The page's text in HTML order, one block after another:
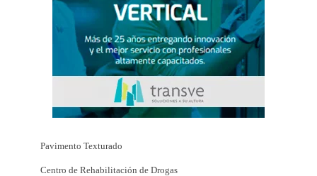
Pavimento Texturado
Centro de Rehabilitación de Drogas